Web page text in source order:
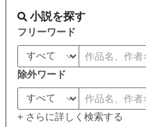
小説を探す
フリーワード
除外ワード
+ さらに詳しく検索する